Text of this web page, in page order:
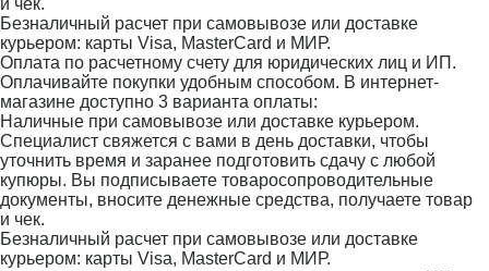
Безналичный расчет при самовывозе или доставке
курьером: карты Visa, MasterCard и МИР.
Оплата по расчетному счету для юридических лиц и ИП.
Оплачивайте покупки удобным способом. В интернет-
магазине доступно 3 варианта оплаты:
Наличные при самовывозе или доставке курьером.
Специалист свяжется с вами в день доставки, чтобы
уточнить время и заранее подготовить сдачу с любой
купюры. Вы подписываете товаросопроводительные
документы, вносите денежные средства, получаете товар
и чек.
Безналичный расчет при самовывозе или доставке
курьером: карты Visa, MasterCard и МИР.